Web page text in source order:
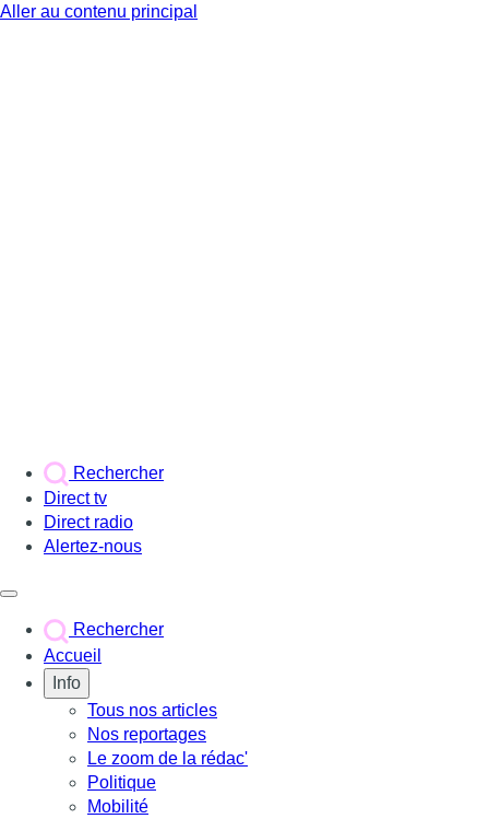
Aller au contenu principal
Rechercher
Direct tv
Direct radio
Alertez-nous
Rechercher
Accueil
Info
Tous nos articles
Nos reportages
Le zoom de la rédac'
Politique
Mobilité